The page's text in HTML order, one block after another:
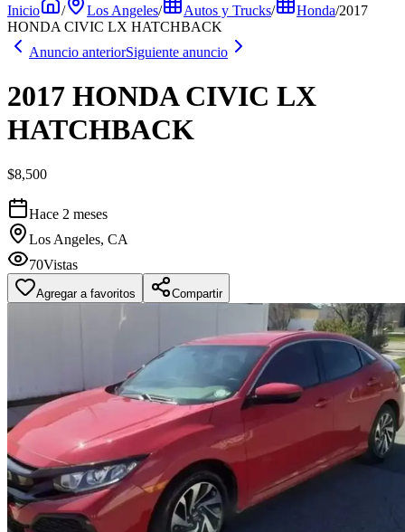
Inicio / Los Angeles/ Autos y Trucks/ Honda/2017
HONDA CIVIC LX HATCHBACK
Anuncio anteriorSiguiente anuncio
2017 HONDA CIVIC LX
HATCHBACK
$8,500
Hace 2 meses
Los Angeles, CA
70Vistas
Agregar a favoritos Compartir